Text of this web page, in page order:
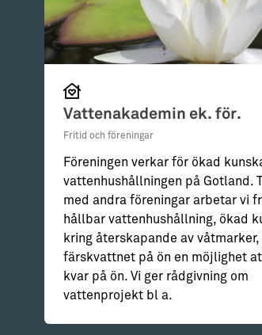
Vattenakademin ek. för.
Fritid och föreningar
Föreningen verkar för ökad
vattenhushållningen på Gotland.
med andra föreningar arbetar vi
hållbar vattenhushållning, ökad
kring återskapande av våtmarker,
färskvattnet på ön en möjlighet
kvar på ön. Vi ger rådgivning om
vattenprojekt bl a.